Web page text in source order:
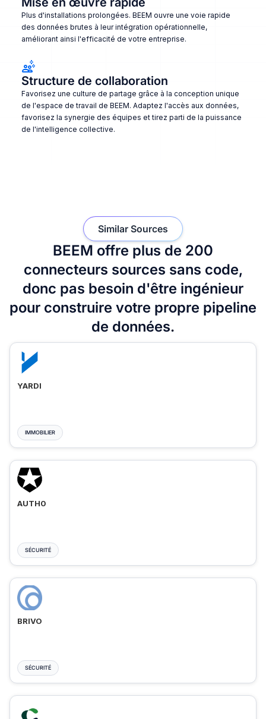
Plus d'installations prolongées. BEEM ouvre une voie rapide
des données brutes à leur intégration opérationnelle,
améliorant ainsi l'efficacité de votre entreprise.
Structure de collaboration
Favorisez une culture de partage grâce à la conception unique
de l'espace de travail de BEEM. Adaptez l'accès aux données,
favorisez la synergie des équipes et tirez parti de la puissance
de l'intelligence collective.
BEEM offre plus de 200
connecteurs sources sans code,
donc pas besoin d'être ingénieur
pour construire votre propre pipeline
de données.
Similar Sources
YARDI
IMMOBILIER
AUTH0
SÉCURITÉ
BRIVO
SÉCURITÉ